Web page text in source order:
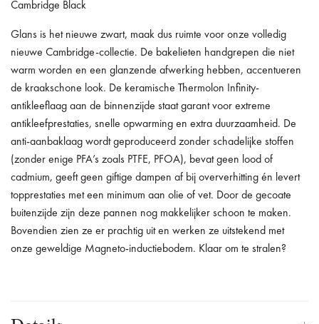
Cambridge Black
Glans is het nieuwe zwart, maak dus ruimte voor onze volledig
nieuwe Cambridge-collectie. De bakelieten handgrepen die niet
warm worden en een glanzende afwerking hebben, accentueren
de kraakschone look. De keramische Thermolon Infinity-
antikleeflaag aan de binnenzijde staat garant voor extreme
antikleefprestaties, snelle opwarming en extra duurzaamheid. De
anti-aanbaklaag wordt geproduceerd zonder schadelijke stoffen
(zonder enige PFA’s zoals PTFE, PFOA), bevat geen lood of
cadmium, geeft geen giftige dampen af bij oververhitting én levert
topprestaties met een minimum aan olie of vet. Door de gecoate
buitenzijde zijn deze pannen nog makkelijker schoon te maken.
Bovendien zien ze er prachtig uit en werken ze uitstekend met
onze geweldige Magneto-inductiebodem. Klaar om te stralen?